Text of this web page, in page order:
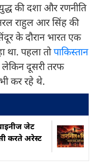
की दशा और रणनीति
राहुल आर सिंह की
के दौरान भारत एक
था. पहला तोपाकिस्तान
लेकिन दूसरी तरफ
कर रहे थे.
जेट
करते अरेस्ट